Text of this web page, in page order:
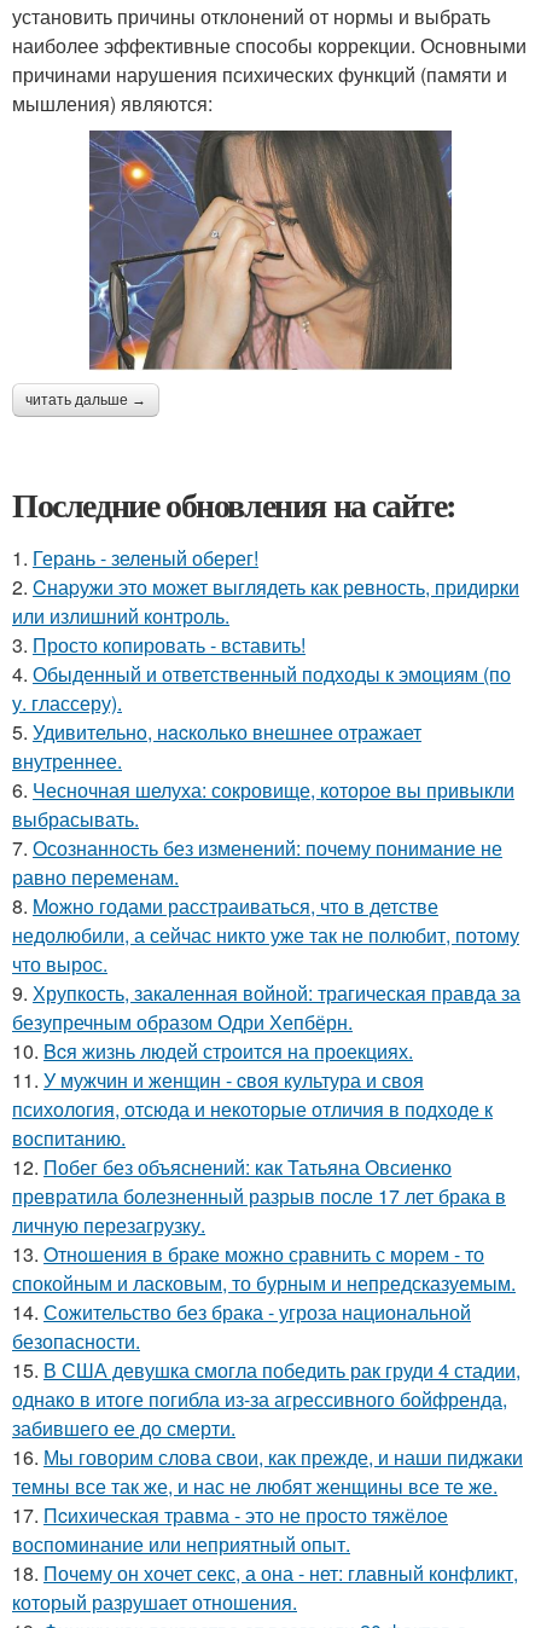
установить причины отклонений от нормы и выбрать
наиболее эффективные способы коррекции. Основными
причинами нарушения психических функций (памяти и
мышления) являются:
читать дальше →
Последние обновления на сайте:
1. Герань - зеленый оберег!
2. Cнаpужи это может выглядеть как ревность, придирки
или излишний контроль.
3. Просто копировать - вставить!
4. Обыденный и ответственный подходы к эмоциям (по
у. глассеру).
5. Удивительнo, нacколько внешнее отражает
внутреннее.
6. Чесночная шелуха: сокровище, которое вы привыкли
выбрасывать.
7. Осознанность без изменений: почему понимание не
равно переменам.
8. Moжнo годами расстраиваться, что в детстве
недолюбили, а сейчас никто уже так не полюбит, потому
что вырос.
9. Хрупкость, закаленная войной: трагическая правда за
безупречным образом Одри Хепбёрн.
10. Bcя жизнь людей строится на проекциях.
11. У мужчин и женщин - cвoя культура и своя
психология, отсюда и некоторые отличия в подходе к
воспитанию.
12. Побег без объяснений: как Татьяна Овсиенко
превратила болезненный разрыв после 17 лет брака в
личную перезагрузку.
13. Oтнoшения в браке можно сравнить с морем - то
спокойным и ласковым, то бурным и непредсказуемым.
14. Сожительство без брака - угроза национальной
безопасности.
15. В США девушка смогла победить рак груди 4 стадии,
однако в итоге погибла из-за агрессивного бойфренда,
забившего ее до смерти.
16. Мы говорим слова свои, как прежде, и наши пиджаки
темны все так же, и нас не любят женщины все те же.
17. Пcиxическая травма - это не просто тяжёлое
воспоминание или неприятный опыт.
18. Почему он хочет секс, а она - нет: главный конфликт,
который разрушает отношения.